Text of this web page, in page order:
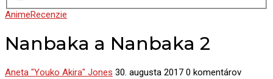
AnimeRecenzie
Nanbaka a Nanbaka 2
Aneta "Youko Akira" Jones 30. augusta 2017 0 komentárov